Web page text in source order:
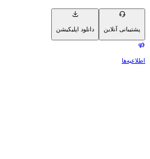
پشتیبانی آنلاین دانلود اپلیکیشن
اطلاعیه‌ها